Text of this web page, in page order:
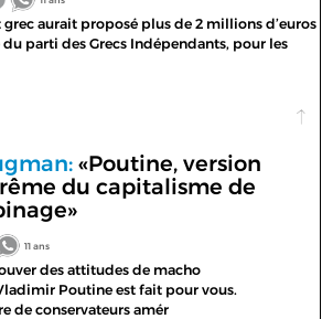
grec aurait proposé plus de 2 millions d’euros
parti des Grecs Indépendants, pour les
«Poutine, version
du capitalisme de
11 ans
des attitudes de macho
Poutine est fait pour vous.
de conservateurs amér